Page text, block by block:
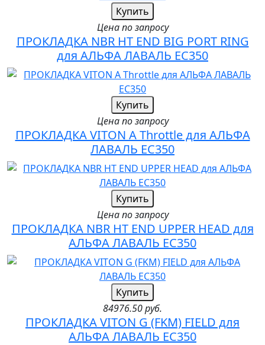
Купить
Цена по запросу
ПРОКЛАДКА NBR HT END BIG PORT RING
для АЛЬФА ЛАВАЛЬ EC350
Купить
Цена по запросу
ПРОКЛАДКА VITON A Throttle для АЛЬФА
ЛАВАЛЬ EC350
Купить
Цена по запросу
ПРОКЛАДКА NBR HT END UPPER HEAD для
АЛЬФА ЛАВАЛЬ EC350
Купить
84976.50 руб.
ПРОКЛАДКА VITON G (FKM) FIELD для
АЛЬФА ЛАВАЛЬ EC350